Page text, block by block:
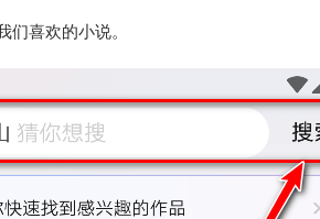
喜欢的小说。